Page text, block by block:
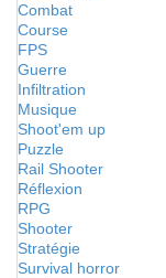
Combat
Course
FPS
Guerre
Infiltration
Musique
Shoot'em up
Puzzle
Rail Shooter
Réflexion
RPG
Shooter
Stratégie
Survival horror